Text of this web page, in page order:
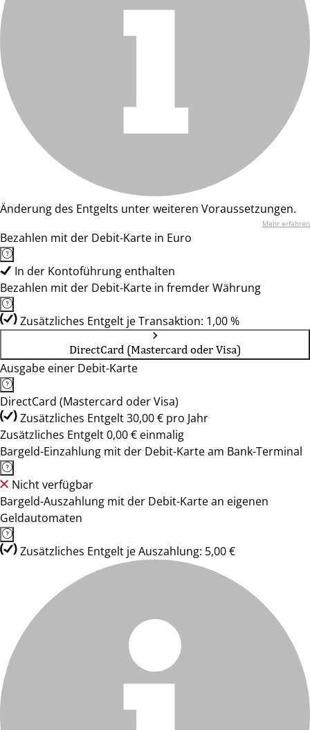
Änderung des Entgelts unter weiteren Voraussetzungen.
Mehr erfahren
Bezahlen mit der Debit-Karte in Euro
In der Kontoführung enthalten
Bezahlen mit der Debit-Karte in fremder Währung
Zusätzliches Entgelt je Transaktion: 1,00 %
DirectCard (Mastercard oder Visa)
Ausgabe einer Debit-Karte
DirectCard (Mastercard oder Visa)
Zusätzliches Entgelt 30,00 € pro Jahr
Zusätzliches Entgelt 0,00 € einmalig
Bargeld-Einzahlung mit der Debit-Karte am Bank-Terminal
Nicht verfügbar
Bargeld-Auszahlung mit der Debit-Karte an eigenen
Geldautomaten
Zusätzliches Entgelt je Auszahlung: 5,00 €